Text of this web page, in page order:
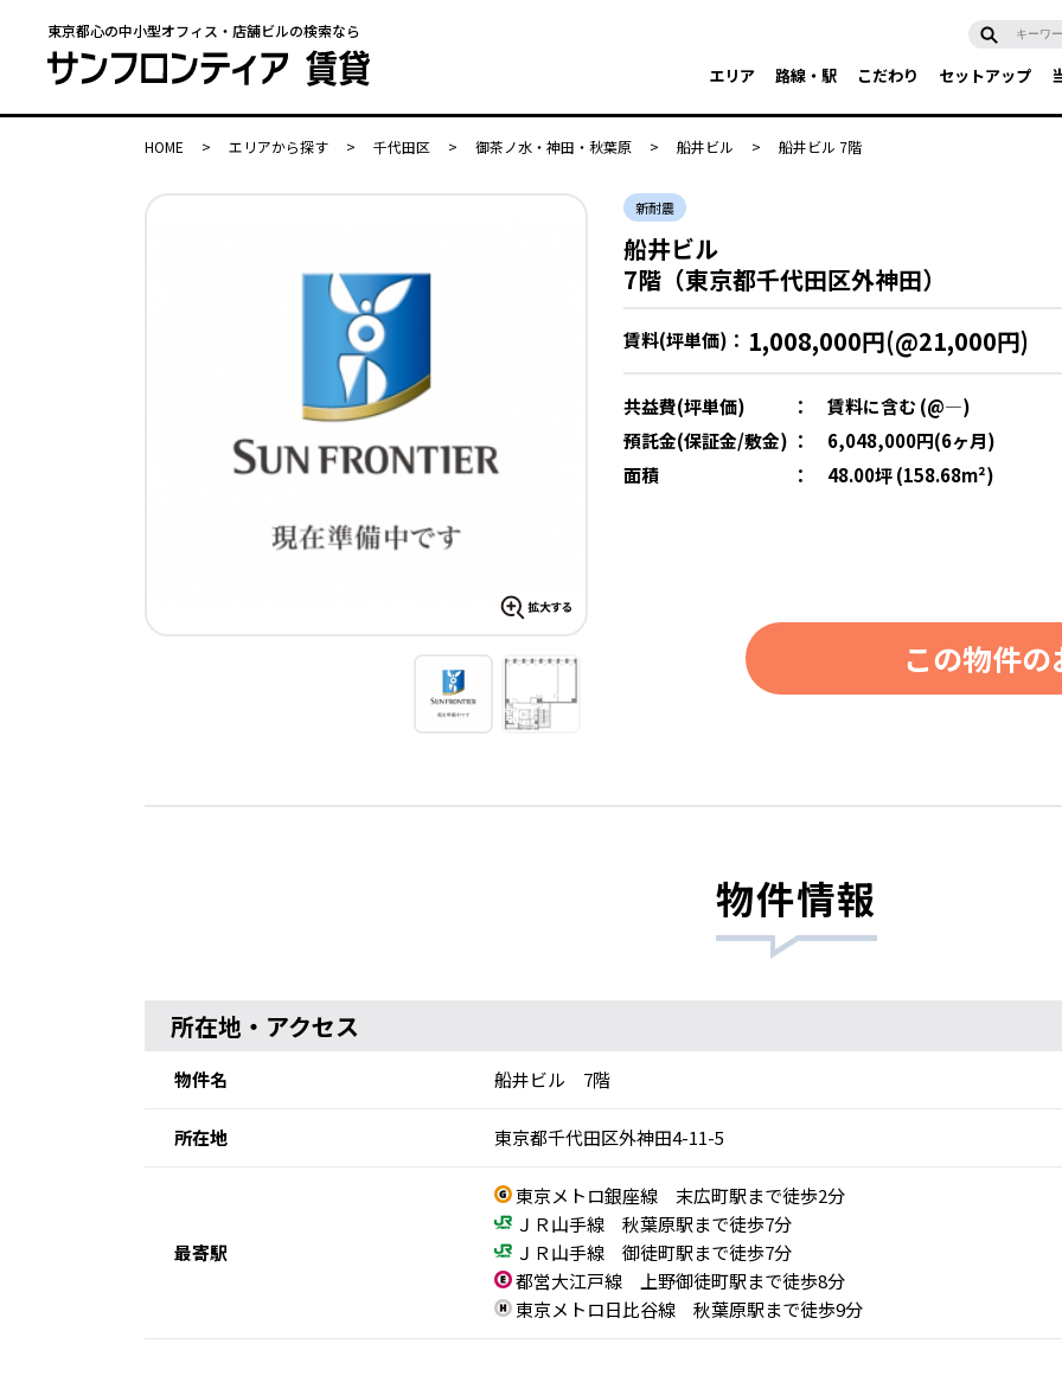
東京都心の中小型オフィス・店舗ビルの検索なら
エリア 路線・駅 こだわり セットアップ
HOME > エリアから探す > 千代田区 > 御茶ノ水・神田・秋葉原 > 船井ビル > 船井ビル 7階
新耐震
船井ビル
7階（東京都千代田区外神田）
賃料(坪単価)： 1,008,000円(@21,000円)
共益費(坪単価) ：
賃料に含む (@―)
預託金(保証金/敷金) ：
6,048,000円(6ヶ月)
面積
： 48.00坪 (158.68m²)
この物件
物件情報
所在地・アクセス
物件名 船井ビル 7階
所在地 東京都千代田区外神田4-11-5
最寄駅
東京メトロ銀座線 末広町駅まで徒歩2分
ＪＲ山手線 秋葉原駅まで徒歩7分
ＪＲ山手線 御徒町駅まで徒歩7分
都営大江戸線 上野御徒町駅まで徒歩8分
東京メトロ日比谷線 秋葉原駅まで徒歩9分